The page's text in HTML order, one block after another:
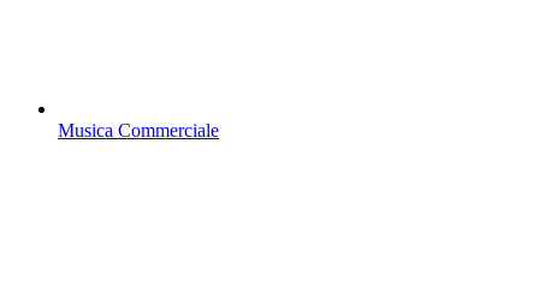
Musica Commerciale